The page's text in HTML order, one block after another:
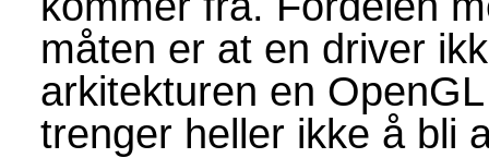
måten er at en driver
arkitekturen en
trenger heller ikke å bli